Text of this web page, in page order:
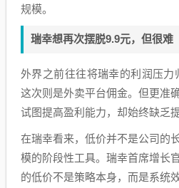
规模。
瑞幸想再次摆脱9.9元，但很难
外界之前往往将瑞幸的利润压力
这次则是外卖平台佣金。但更准
试图提高盈利能力，却始终缺乏
在瑞幸看来，低价并不是公司的
模的阶段性工具。瑞幸首席增长
的低价不是策略本身，而是系统